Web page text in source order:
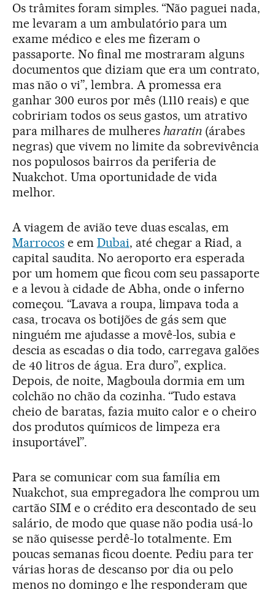
Os trâmites foram simples. “Não paguei nada,
me levaram a um ambulatório para um
exame médico e eles me fizeram o
passaporte. No final me mostraram alguns
documentos que diziam que era um contrato,
mas não o vi”, lembra. A promessa era
ganhar 300 euros por mês (1.110 reais) e que
cobririam todos os seus gastos, um atrativo
para milhares de mulheres haratin (árabes
negras) que vivem no limite da sobrevivência
nos populosos bairros da periferia de
Nuakchot. Uma oportunidade de vida
melhor.
A viagem de avião teve duas escalas, em
Marrocose em Dubai, até chegar a Riad, a
capital saudita. No aeroporto era esperada
por um homem que ficou com seu passaporte
e a levou à cidade de Abha, onde o inferno
começou. “Lavava a roupa, limpava toda a
casa, trocava os botijões de gás sem que
ninguém me ajudasse a movê-los, subia e
descia as escadas o dia todo, carregava galões
de 40 litros de água. Era duro”, explica.
Depois, de noite, Magboula dormia em um
colchão no chão da cozinha. “Tudo estava
cheio de baratas, fazia muito calor e o cheiro
dos produtos químicos de limpeza era
insuportável”.
Para se comunicar com sua família em
Nuakchot, sua empregadora lhe comprou um
cartão SIM e o crédito era descontado de seu
salário, de modo que quase não podia usá-lo
se não quisesse perdê-lo totalmente. Em
poucas semanas ficou doente. Pediu para ter
várias horas de descanso por dia ou pelo
menos no domingo e lhe responderam que